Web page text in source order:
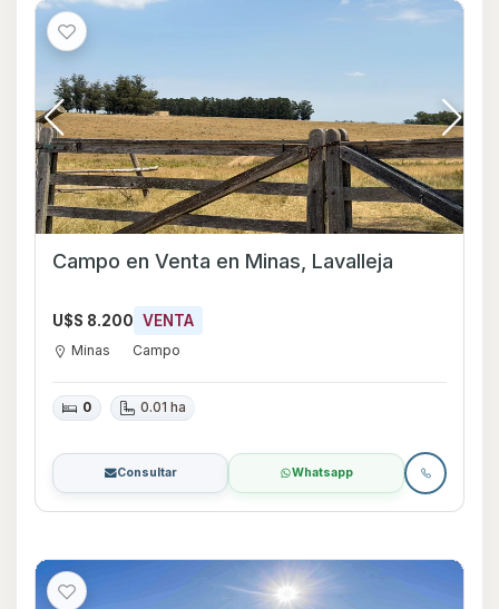
Campo en Venta en Minas, Lavalleja
U$S 8.200 VENTA
Minas Campo
0 0.01 ha
Consultar Whatsapp